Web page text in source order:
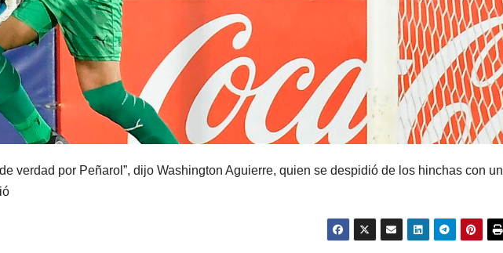
verdad por Peñarol”, dijo Washington Aguierre, quien se despidió de los hinchas con un